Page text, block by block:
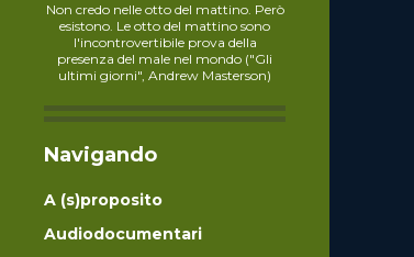
Non credo nelle otto del mattino. Però
esistono. Le otto del mattino sono
l'incontrovertibile prova della
presenza del male nel mondo ("Gli
ultimi giorni", Andrew Masterson)
Navigando
A (s)proposito
Audiodocumentari